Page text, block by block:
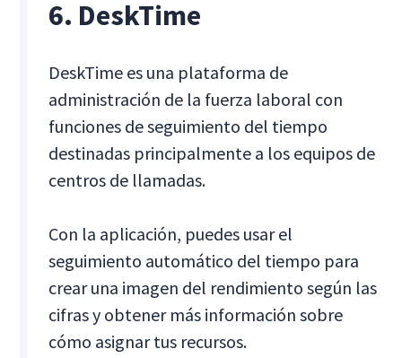
6. DeskTime
DeskTime es una plataforma de
administración de la fuerza laboral con
funciones de seguimiento del tiempo
destinadas principalmente a los equipos de
centros de llamadas.
Con la aplicación, puedes usar el
seguimiento automático del tiempo para
crear una imagen del rendimiento según las
cifras y obtener más información sobre
cómo asignar tus recursos.